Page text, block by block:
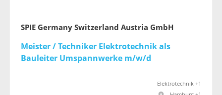
SPIE Germany Switzerland Austria GmbH
Meister / Techniker Elektrotechnik als
Bauleiter Umspannwerke m/w/d
Elektrotechnik +1